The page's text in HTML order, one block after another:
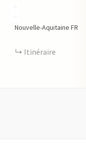
Nouvelle-Aquitaine FR
Itinéraire